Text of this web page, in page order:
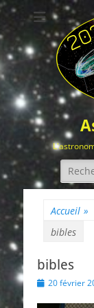
Accueil »
bibles
bibles
Posted
20 février